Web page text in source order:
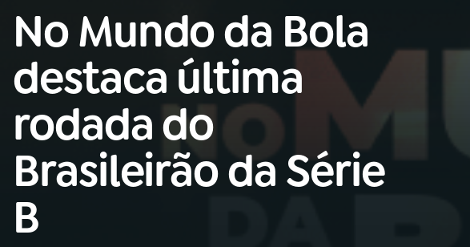
Buscar
na
Rádio
Nacional
AO VIVO
01INÍCIO
02A RÁDIO
No Mundo da Bola
destaca última
rodada do
Brasileirão da Série
B